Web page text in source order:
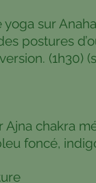
sur
postures
(1h30)
Ajna chakra
foncé,